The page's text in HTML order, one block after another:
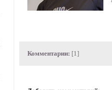
Комментарии: [1]